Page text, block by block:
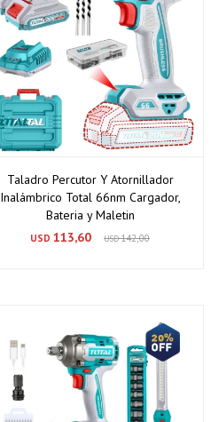
Taladro Percutor Y Atornillador
Inalámbrico Total 66nm Cargador,
Bateria y Maletin
USD 113,60 USD142,00